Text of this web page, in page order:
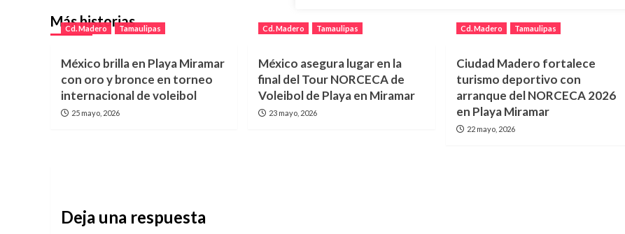
Más historias
Cd. Madero Tamaulipas
México brilla en Playa Miramar
con oro y bronce en torneo
internacional de voleibol
25 mayo, 2026
Cd. Madero Tamaulipas
México asegura lugar en la
final del Tour NORCECA de
Voleibol de Playa en Miramar
23 mayo, 2026
Cd. Madero Tamaulipas
Ciudad Madero fortalece
turismo deportivo con
arranque del NORCECA 2026
en Playa Miramar
22 mayo, 2026
Deja una respuesta